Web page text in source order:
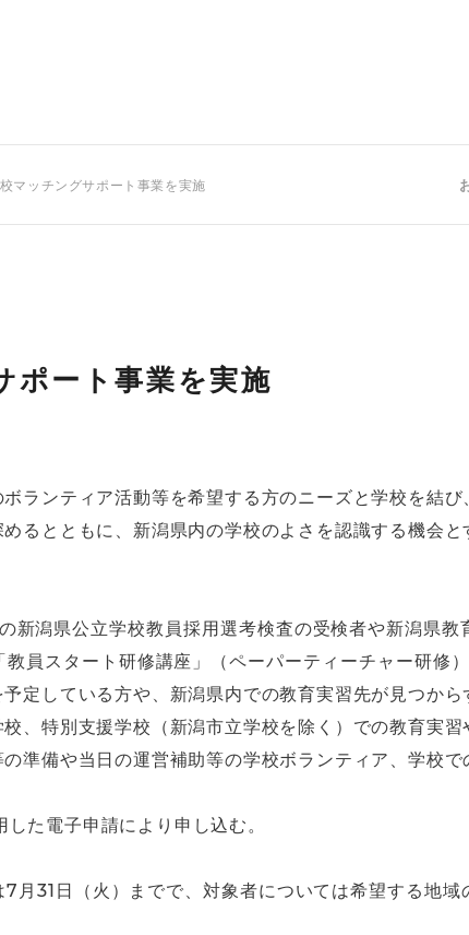
マッチングサポート事業を実施
ート事業を実施
ランティア活動等を希望する方のニーズと学校を結
るとともに、新潟県内の学校のよさを認識する機会
新潟県公立学校教員採用選考検査の受検者や新潟県
員スタート研修講座」（ペーパーティーチャー研修
定している方や、新潟県内での教育実習先が見つか
、特別支援学校（新潟市立学校を除く）での教育実
準備や当日の運営補助等の学校ボランティア、学校
した電子申請により申し込む。
月31日（火）までで、対象者については希望する地